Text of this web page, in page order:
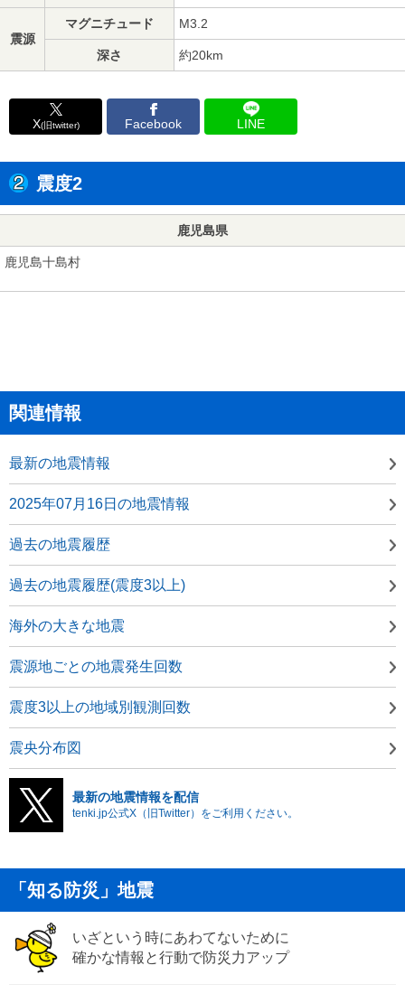
震源
マグニチュード M3.2
深さ 約20km
X(旧twitter) Facebook LINE
震度2
鹿児島県
鹿児島十島村
関連情報
最新の地震情報
2025年07月16日の地震情報
過去の地震履歴
過去の地震履歴(震度3以上)
海外の大きな地震
震源地ごとの地震発生回数
震度3以上の地域別観測回数
震央分布図
最新の地震情報を配信
tenki.jp公式X（旧Twitter）をご利用ください。
「知る防災」地震
いざという時にあわてないために
確かな情報と行動で防災力アップ